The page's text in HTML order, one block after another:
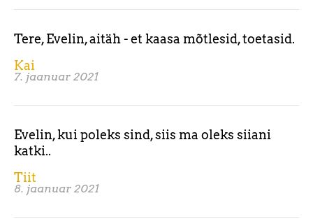
Tere, Evelin, aitäh - et kaasa mõtlesid, toetasid.
Kai
7. jaanuar 2021
Evelin, kui poleks sind, siis ma oleks siiani
katki..
Tiit
8. jaanuar 2021